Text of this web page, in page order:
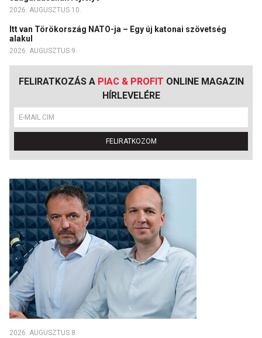
2026. AUGUSZTUS 10.
Itt van Törökország NATO-ja – Egy új katonai szövetség
alakul
2026. AUGUSZTUS 9.
FELIRATKOZÁS A PIAC & PROFIT ONLINE MAGAZIN
HÍRLEVELÉRE
FELIRATKOZOM
2026. AUGUSZTUS 8.